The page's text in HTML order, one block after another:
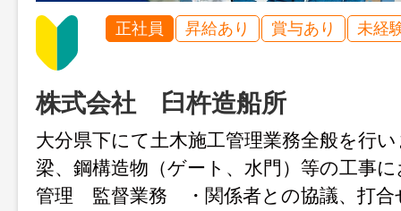
正社員 昇給あり 賞与あり 未経
株式会社 臼杵造船所
大分県下にて土木施工管理業務全般を行
梁、鋼構造物（ゲート、水門）等の工事
管理 監督業務 ・関係者との協議、打